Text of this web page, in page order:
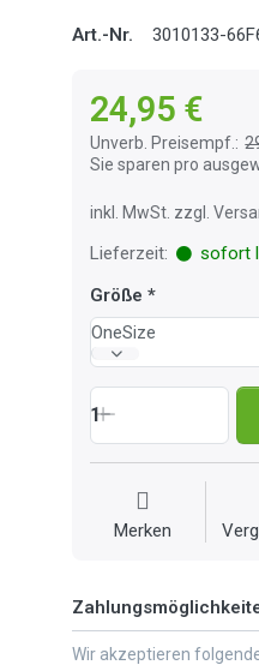
Art.-Nr. 3010133-
24,95 €
Unverb. Preisempf.:
Sie sparen pro
inkl. MwSt. zzgl.
Lieferzeit:
sofort
Größe
OneSize
1
Merken
Wir akzeptieren